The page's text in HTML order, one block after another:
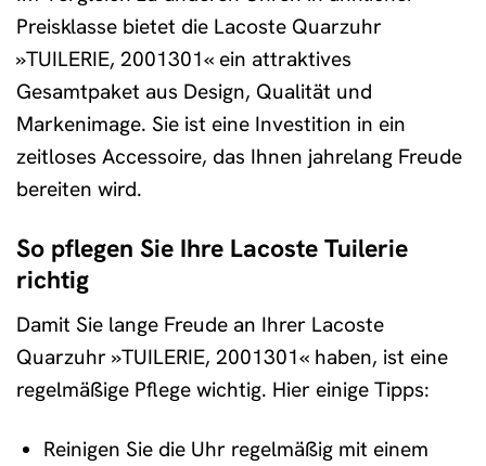
Preisklasse bietet die Lacoste Quarzuhr
»TUILERIE, 2001301« ein attraktives
Gesamtpaket aus Design, Qualität und
Markenimage. Sie ist eine Investition in ein
zeitloses Accessoire, das Ihnen jahrelang Freude
bereiten wird.
So pflegen Sie Ihre Lacoste Tuilerie
richtig
Damit Sie lange Freude an Ihrer Lacoste
Quarzuhr »TUILERIE, 2001301« haben, ist eine
regelmäßige Pflege wichtig. Hier einige Tipps:
Reinigen Sie die Uhr regelmäßig mit einem